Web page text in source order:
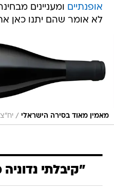
אופנתיים ומעניינים
לא אומר שהם יתנו כאן את
מאמין מאוד בסירה הישראלי / יח"צ
"קיבלתי